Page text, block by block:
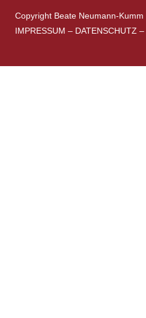
Copyright Beate Neumann-Kumm
IMPRESSUM – DATENSCHUTZ –